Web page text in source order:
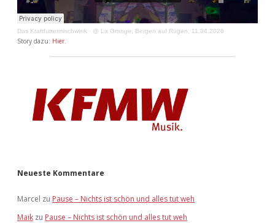
Das Kraftfuttermischwerk · @ La Grange, Bergen auf Rügen, 11.04.2026
Story dazu: Hier.
Neueste Kommentare
Marcel zu Pause – Nichts ist schön und alles tut weh
Maik zu Pause – Nichts ist schön und alles tut weh